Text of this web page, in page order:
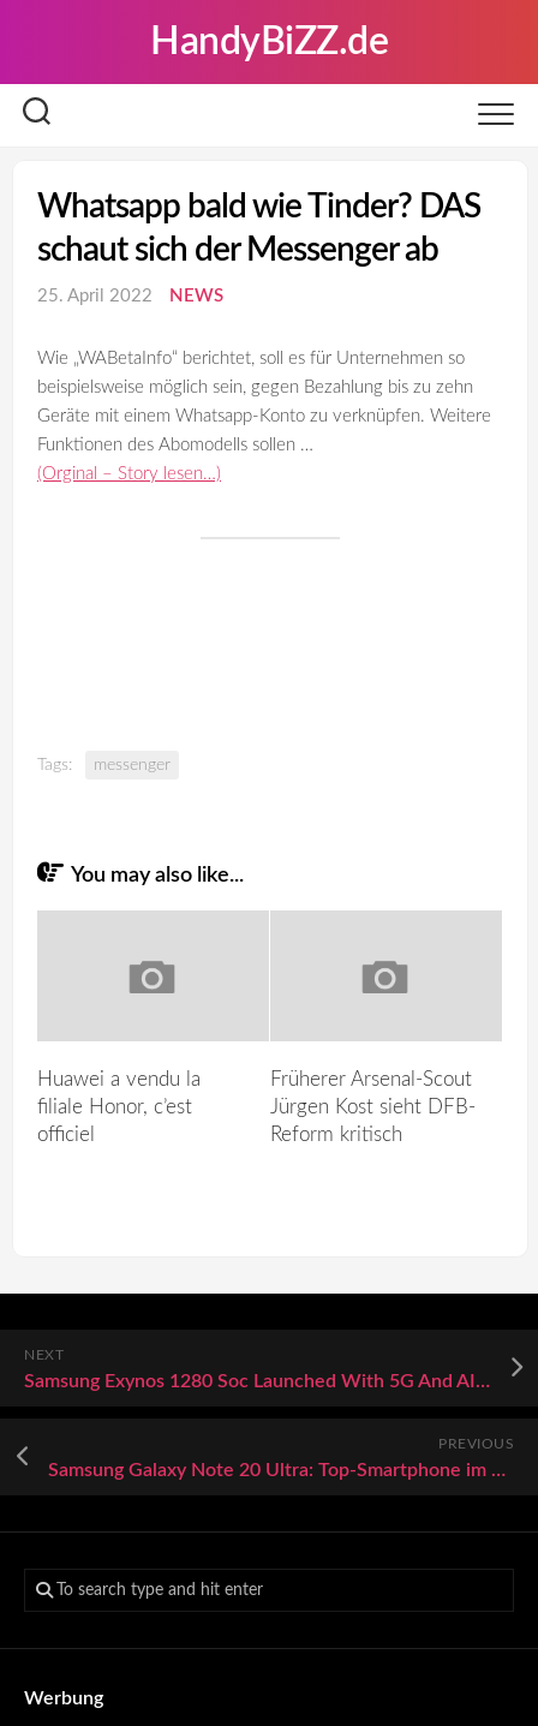
HandyBiZZ.de
Whatsapp bald wie Tinder? DAS
schaut sich der Messenger ab
25. April 2022 NEWS
Wie „WABetaInfo“ berichtet, soll es für Unternehmen so
beispielsweise möglich sein, gegen Bezahlung bis zu zehn
Geräte mit einem Whatsapp-Konto zu verknüpfen. Weitere
Funktionen des Abomodells sollen …
(Orginal – Story lesen…)
Tags: messenger
You may also like...
Huawei a vendu la
filiale Honor, c’est
officiel
Früherer Arsenal-Scout
Jürgen Kost sieht DFB-
Reform kritisch
NEXT
Samsung Exynos 1280 Soc Launched With 5G And AI Capabilities
PREVIOUS
Samsung Galaxy Note 20 Ultra: Top-Smartphone im eBay-Re-Store zum besten Preis kaufen
Werbung